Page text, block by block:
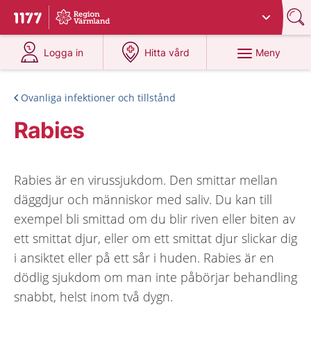
Till startsidan för 1177
Du har valt region
Logga in
på 1177.se
Hitta vård
på 1177.se
Meny
Ovanliga infektioner och tillstånd
Rabies
Rabies är en virussjukdom. Den smittar mellan
däggdjur och människor med saliv. Du kan till
exempel bli smittad om du blir riven eller biten av
ett smittat djur, eller om ett smittat djur slickar dig
i ansiktet eller på ett sår i huden. Rabies är en
dödlig sjukdom om man inte påbörjar behandling
snabbt, helst inom två dygn.